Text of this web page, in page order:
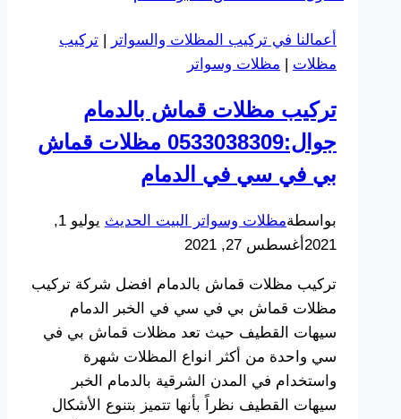
برجولات
ومظلات
الشرقية
الدمام
أعمالنا في تركيب المظلات والسواتر | تركيب
مظلات | مظلات وسواتر
تركيب مظلات قماش بالدمام
جوال:0533038309 مظلات قماش
بي في سي في الدمام
بواسطةمظلات وسواتر البيت الحديث
يوليو 1,
2021 أغسطس 27, 2021
تركيب مظلات قماش بالدمام افضل شركة تركيب
مظلات قماش بي في سي في الخبر الدمام
سيهات القطيف حيث تعد مظلات قماش بي في
سي واحدة من أكثر انواع المظلات شهرة
واستخدام في المدن الشرقية بالدمام الخبر
سيهات القطيف نظراً بأنها تتميز بتنوع الأشكال